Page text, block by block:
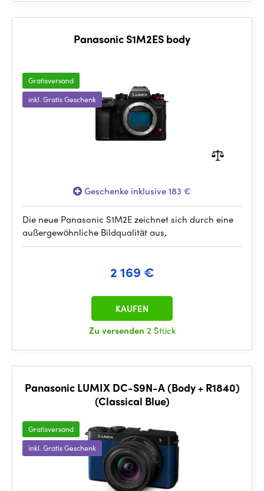
Panasonic S1M2ES body
Gratisversand
inkl. Gratis Geschenk
Geschenke inklusive 183 €
Die neue Panasonic S1M2E zeichnet sich durch eine
außergewöhnliche Bildqualität aus,
2 169 €
Zu versenden 2 Stück
KAUFEN
Panasonic LUMIX DC-S9N-A (Body + R1840)
(Classical Blue)
Gratisversand
inkl. Gratis Geschenk